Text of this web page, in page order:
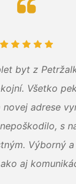
byt z
Všetko
adrese
s
Výborný
aj